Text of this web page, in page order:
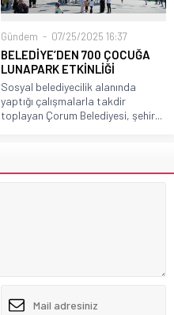
Gündem 07/25/2025 16:37
BELEDİYE’DEN 700 ÇOCUĞA
LUNAPARK ETKİNLİĞİ
Sosyal belediyecilik alanında
yaptığı çalışmalarla takdir
toplayan Çorum Belediyesi, şehir...